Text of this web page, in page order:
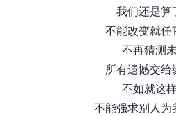
我们还是算
不能改变就任
不再猜测
所有遗憾交给
不如就这
不能强求别人为